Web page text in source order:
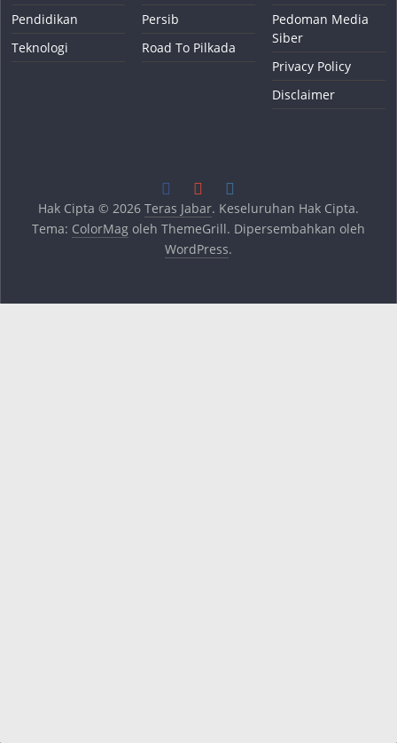
Pendidikan
Teknologi
Persib
Road To Pilkada
Pedoman Media
Siber
Privacy Policy
Disclaimer
Hak Cipta © 2026 Teras Jabar. Keseluruhan Hak Cipta.
Tema: ColorMagoleh ThemeGrill. Dipersembahkan oleh
WordPress.